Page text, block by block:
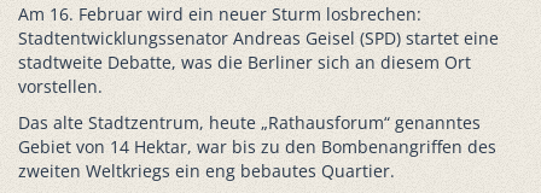
Am 16. Februar wird ein neuer Sturm losbrechen:
Stadtentwicklungssenator Andreas Geisel (SPD) startet eine
stadtweite Debatte, was die Berliner sich an diesem Ort
vorstellen.
Das alte Stadtzentrum, heute „Rathausforum“ genanntes
Gebiet von 14 Hektar, war bis zu den Bombenangriffen des
zweiten Weltkriegs ein eng bebautes Quartier.